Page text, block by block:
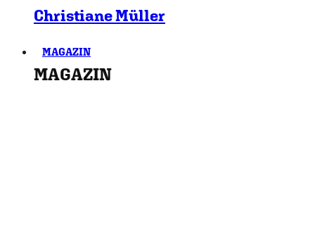
Christiane Müller
MAGAZIN
MAGAZIN